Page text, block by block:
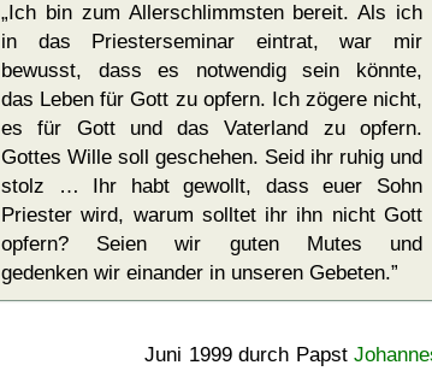
Ich bin zum Allerschlimmsten bereit. Als ich
in das Priesterseminar eintrat, war mir
bewusst, dass es notwendig sein könnte,
das Leben für Gott zu opfern. Ich zögere nicht,
es für Gott und das Vaterland zu opfern.
Gottes Wille soll geschehen. Seid ihr ruhig und
stolz … Ihr habt gewollt, dass euer Sohn
Priester wird, warum solltet ihr ihn nicht Gott
opfern? Seien wir guten Mutes und
gedenken wir einander in unseren Gebeten.
Juni 1999durch Papst